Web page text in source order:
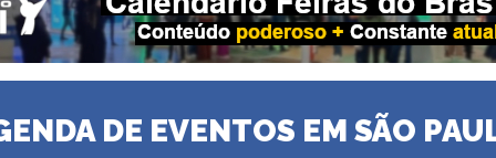
DE EVENTOS EM SÃO